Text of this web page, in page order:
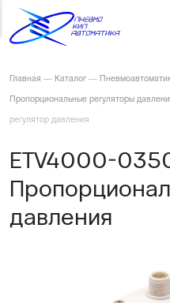
Главная — Каталог —
Пропорциональные регуляторы
регулятор давления
ETV4000-
давления